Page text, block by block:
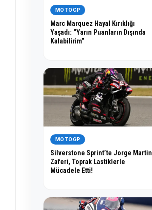
MOTOGP
Marc Marquez Hayal Kırıklığı
Yaşadı: “Yarın Puanların Dışında
Kalabilirim”
MOTOGP
Silverstone Sprint’te Jorge Martin
Zaferi, Toprak Lastiklerle
Mücadele Etti!